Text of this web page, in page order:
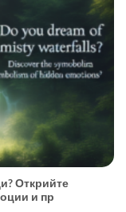
Открийте
и пр